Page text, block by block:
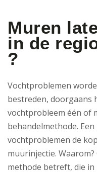
Muren
in de
?
Vochtproblemen
bestreden, doorgaans
vochtprobleem één of
behandelmethode.
vochtproblemen de
muurinjectie.
methode betreft, die